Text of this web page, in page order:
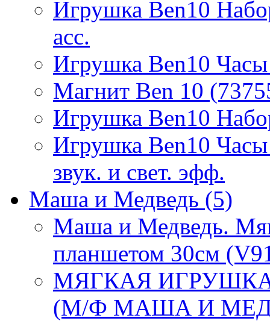
Игрушка Ben10
асс.
Игрушка Ben10
Магнит Ben 10
Игрушка Ben10
Игрушка Ben10 Часы
звук. и свет. эфф.
Маша и Медведь (5)
Маша и Медведь.
планшетом 30см
МЯГКАЯ
(М/Ф МАША И